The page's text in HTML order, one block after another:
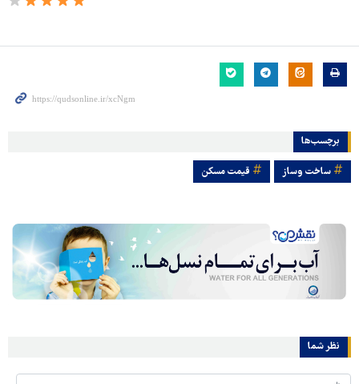
برچسب‌ها
ساخت وساز قیمت مسکن
نظر شما